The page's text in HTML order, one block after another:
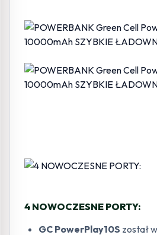
4 NOWOCZESNE PORTY:
GC PowerPlay10S został